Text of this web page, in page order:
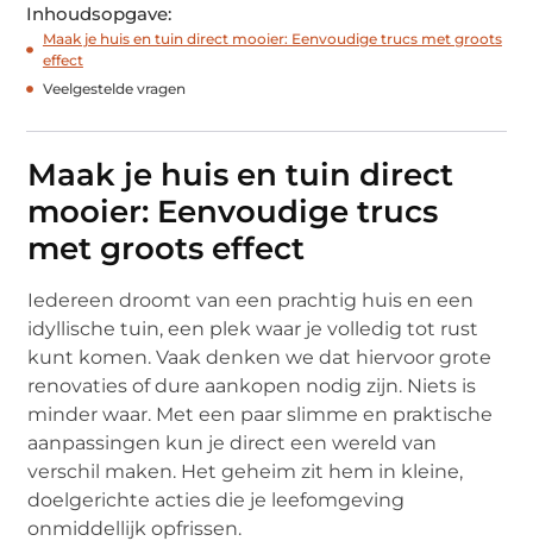
Inhoudsopgave:
Maak je huis en tuin direct mooier: Eenvoudige trucs met groots
effect
Veelgestelde vragen
Maak je huis en tuin direct
mooier: Eenvoudige trucs
met groots effect
Iedereen droomt van een prachtig huis en een
idyllische tuin, een plek waar je volledig tot rust
kunt komen. Vaak denken we dat hiervoor grote
renovaties of dure aankopen nodig zijn. Niets is
minder waar. Met een paar slimme en praktische
aanpassingen kun je direct een wereld van
verschil maken. Het geheim zit hem in kleine,
doelgerichte acties die je leefomgeving
onmiddellijk opfrissen.